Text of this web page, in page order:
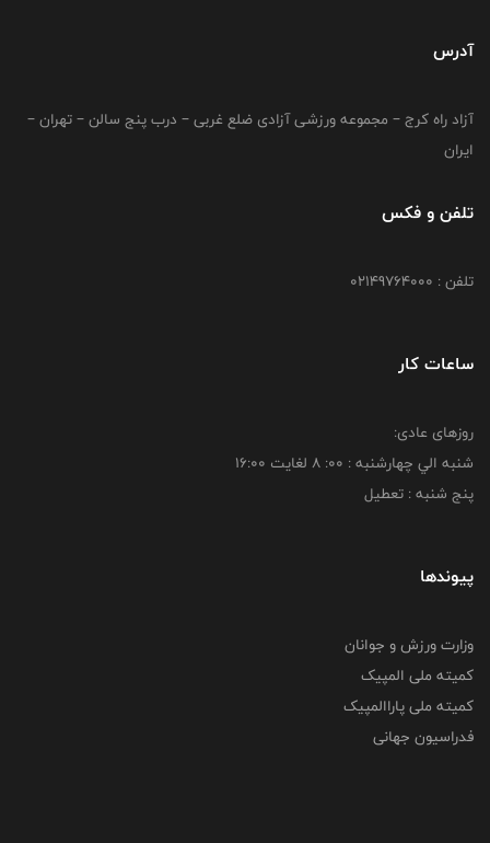
آدرس
آزاد راه کرج – مجموعه ورزشی آزادی ضلع غربی – درب پنج سالن – تهران –
ایران
تلفن و فکس
تلفن : 02149764000
ساعات کار
روزهای عادی:
شنبه الي چهارشنبه : 00: 8 لغايت 16:00
پنج شنبه : تعطیل
پیوندها
وزارت ورزش و جوانان
کمیته ملی المپیک
کمیته ملی پاراالمپیک
فدراسیون جهانی